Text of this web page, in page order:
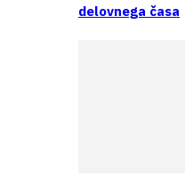
delovnega časa